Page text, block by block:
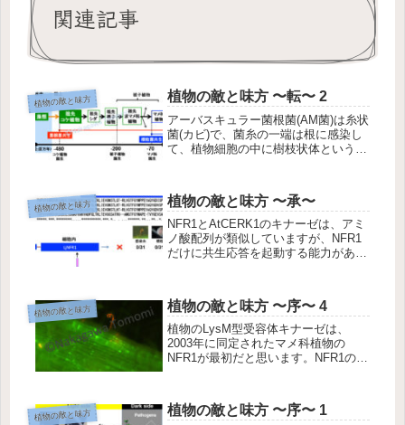
関連記事
植物の敵と味方 植物の敵と味方 〜転〜 2
アーバスキュラー菌根菌(AM菌)は糸状
菌(カビ)で、菌糸の一端は根に感染し
て、植物細胞の中に樹枝状体という構
らリン酸などの無機養分を集めて、そ
れを樹枝状体で植物に渡して、そ...
植物の敵と味方 植物の敵と味方 〜承〜
NFR1とAtCERK1のキナーゼは、アミ
ノ酸配列が類似していますが、NFR1
だけに共生応答を起動する能力があり
決まっているはずです。そこでNFR1
の配列を部分的にA...
植物の敵と味方 植物の敵と味方 〜序〜 4
植物のLysM型受容体キナーゼは、
2003年に同定されたマメ科植物の
NFR1が最初だと思います。NFR1の果
ほとんど応答しなくなってしまい、根
粒菌は全く受け入れられませ...
植物の敵と味方 植物の敵と味方 〜序〜 1